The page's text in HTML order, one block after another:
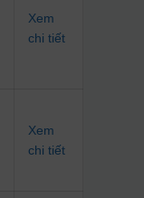
Xem
chi tiết
Xem
chi tiết